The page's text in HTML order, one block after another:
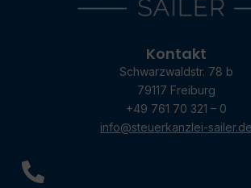
Kontakt
Schwarzwaldstr. 78 b
79117 Freiburg
+49 761 70 321 – 0
info@steuerkanzlei-sailer.de